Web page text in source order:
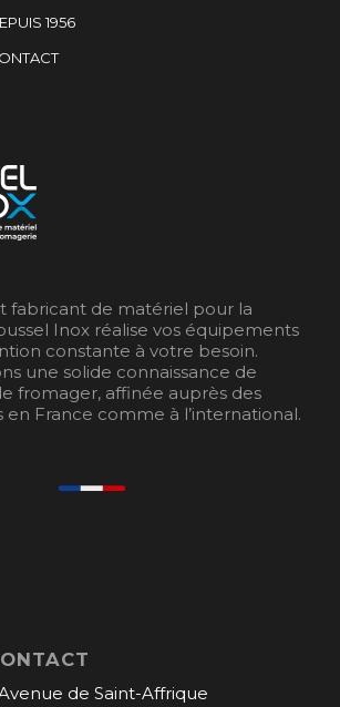
1956
fabricant de matériel pour la
Inox réalise vos équipements
constante à votre besoin.
une solide connaissance de
fromager, affinée auprès des
en France comme à l’international.
de Saint-Affrique